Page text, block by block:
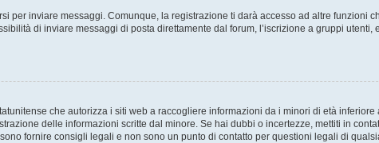
per inviare messaggi. Comunque, la registrazione ti darà accesso ad altre funzioni
di inviare messaggi di posta direttamente dal forum, l’iscrizione a gruppi utenti,
che autorizza i siti web a raccogliere informazioni da i minori di età
delle informazioni scritte dal minore. Se hai dubbi o incertezze, mettiti in
fornire consigli legali e non sono un punto di contatto per questioni legali di